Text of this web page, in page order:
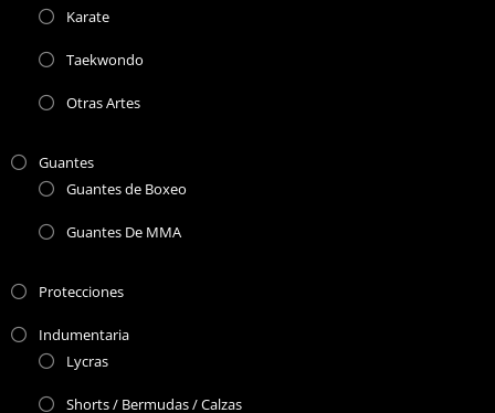
Karate
Taekwondo
Otras Artes
Guantes
Guantes de Boxeo
Guantes De MMA
Protecciones
Indumentaria
Lycras
Shorts / Bermudas / Calzas